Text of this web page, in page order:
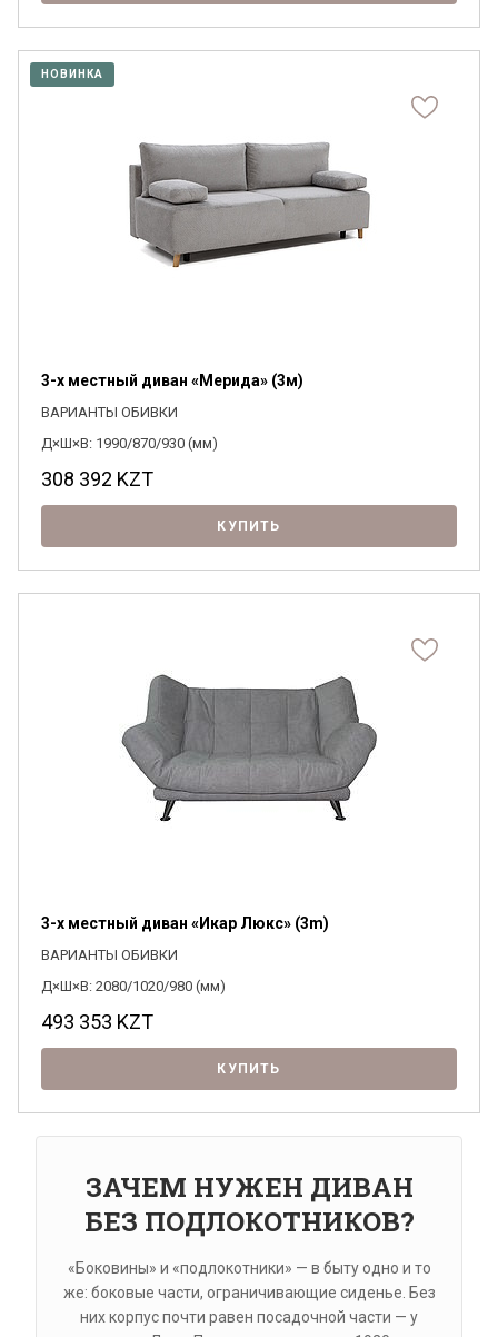
НОВИНКА
3-х местный диван «Мерида» (3м)
ВАРИАНТЫ ОБИВКИ
Д×Ш×В: 1990/870/930 (мм)
308 392 KZT
КУПИТЬ
3-х местный диван «Икар Люкс» (3m)
ВАРИАНТЫ ОБИВКИ
Д×Ш×В: 2080/1020/980 (мм)
493 353 KZT
КУПИТЬ
ЗАЧЕМ НУЖЕН ДИВАН
БЕЗ ПОДЛОКОТНИКОВ?
«Боковины» и «подлокотники» — в быту одно и то
же: боковые части, ограничивающие сиденье. Без
них корпус почти равен посадочной части — у